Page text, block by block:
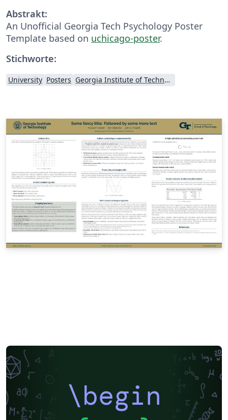
Abstrakt:
An Unofficial Georgia Tech Psychology Poster
Template based on uchicago-poster.
Stichworte:
University Posters Georgia Institute of Technology
\begin